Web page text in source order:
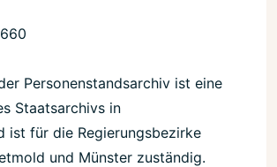
Personenstandsarchiv ist eine
Staatsarchivs in
ist für die Regierungsbezirke
und Münster zuständig.